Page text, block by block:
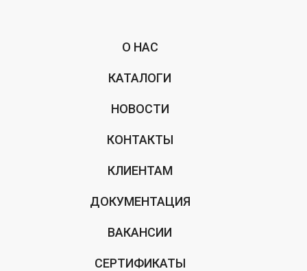
О НАС
КАТАЛОГИ
НОВОСТИ
КОНТАКТЫ
КЛИЕНТАМ
ДОКУМЕНТАЦИЯ
ВАКАНСИИ
СЕРТИФИКАТЫ